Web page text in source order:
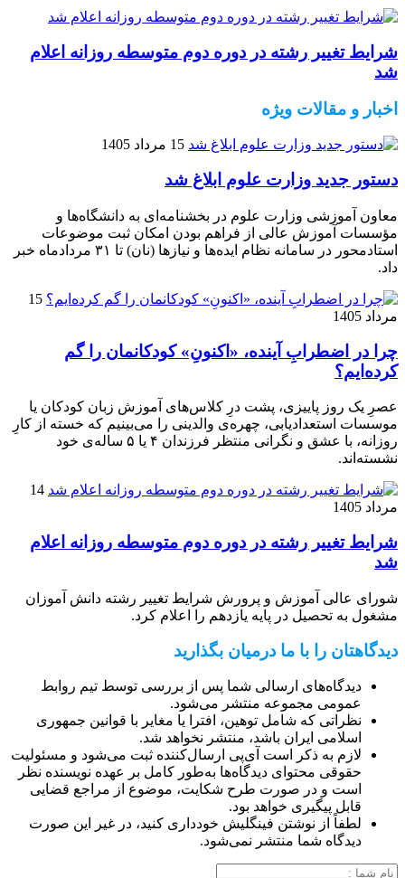
شرایط تغییر رشته در دوره دوم متوسطه روزانه اعلام
شد
اخبار و مقالات ویژه
15 مرداد 1405
دستور جدید وزارت علوم ابلاغ شد
معاون آموزشی وزارت علوم در بخشنامه‌ای به دانشگاه‌ها و
مؤسسات آموزش عالی از فراهم بودن امکان ثبت موضوعات
استادمحور در سامانه نظام ایده‌ها و نیازها (نان) تا ۳۱ مردادماه خبر
داد.
15
مرداد 1405
چرا در اضطرابِ آینده، «اکنونِ» کودکانمان را گم
کرده‌ایم؟
عصرِ یک روز پاییزی، پشت درِ کلاس‌های آموزش زبان کودکان یا
موسسات استعدادیابی، چهره‌ی والدینی را می‌بینیم که خسته از کارِ
روزانه، با عشق و نگرانی منتظر فرزندان ۴ یا ۵ ساله‌ی خود
نشسته‌اند.
14
مرداد 1405
شرایط تغییر رشته در دوره دوم متوسطه روزانه اعلام
شد
شورای عالی آموزش و پرورش شرایط تغییر رشته دانش آموزان
مشغول به تحصیل در پایه یازدهم را اعلام کرد.
دیدگاهتان را با ما درمیان بگذارید
دیدگاه‌های ارسالی شما پس از بررسی توسط تیم روابط
عمومی مجموعه منتشر می‌شود.
نظراتی که شامل توهین، افترا یا مغایر با قوانین جمهوری
اسلامی ایران باشد، منتشر نخواهد شد.
لازم به ذکر است آی‌پی ارسال‌کننده ثبت می‌شود و مسئولیت
حقوقی محتوای دیدگاه‌ها به‌طور کامل بر عهده نویسنده نظر
است و در صورت طرح شکایت، موضوع از مراجع قضایی
قابل پیگیری خواهد بود.
لطفاً از نوشتن فینگلیش خودداری کنید، در غیر این صورت
دیدگاه شما منتشر نمی‌شود.